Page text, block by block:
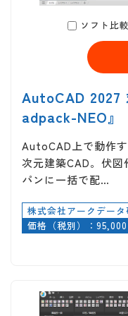
ソフト比
AutoCAD 2027
adpack-NEO』
AutoCAD上で動作
次元建築CAD。伏図
パンに一括で配…
株式会社アークデー
価格（税別）：